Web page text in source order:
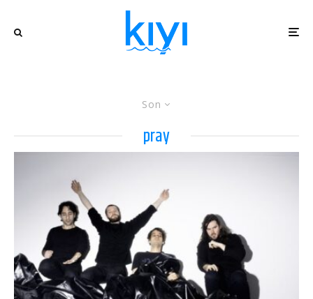
Son
pray